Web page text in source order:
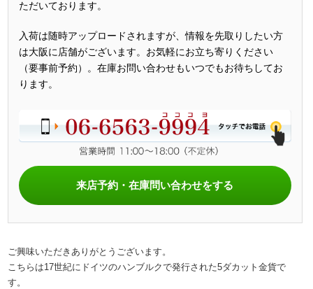
ただいております。
入荷は随時アップロードされますが、情報を先取りしたい方
は大阪に店舗がございます。お気軽にお立ち寄りください
（要事前予約）。在庫お問い合わせもいつでもお待ちしてお
ります。
来店予約・在庫問い合わせをする
ご興味いただきありがとうございます。
こちらは17世紀にドイツのハンブルクで発行された5ダカット金貨で
す。